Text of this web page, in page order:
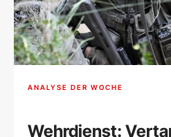
ANALYSE DER WOCHE
Wehrdienst: